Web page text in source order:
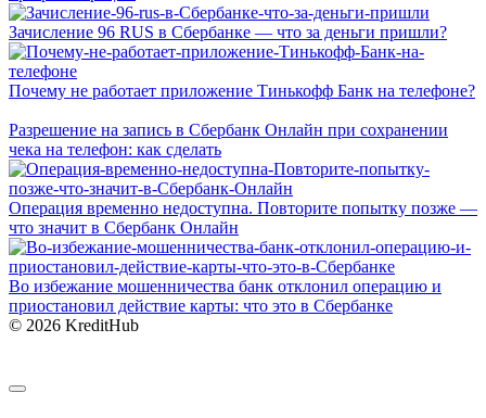
Зачисление 96 RUS в Сбербанке — что за деньги пришли?
Почему не работает приложение Тинькофф Банк на телефоне?
Разрешение на запись в Сбербанк Онлайн при сохранении
чека на телефон: как сделать
Операция временно недоступна. Повторите попытку позже —
что значит в Сбербанк Онлайн
Во избежание мошенничества банк отклонил операцию и
приостановил действие карты: что это в Сбербанке
© 2026 KreditHub